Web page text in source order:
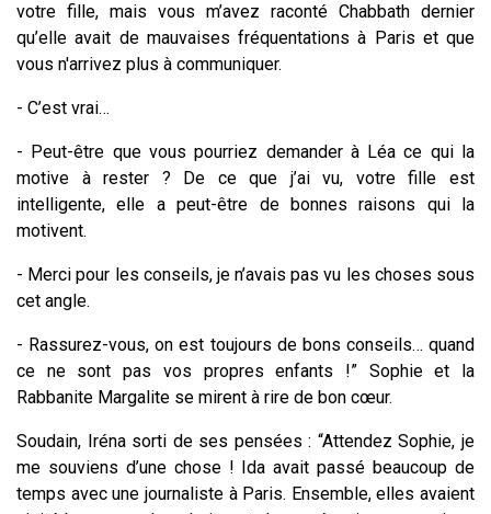
votre fille, mais vous m’avez raconté Chabbath dernier
qu’elle avait de mauvaises fréquentations à Paris et que
vous n'arrivez plus à communiquer.
- C’est vrai…
- Peut-être que vous pourriez demander à Léa ce qui la
motive à rester ? De ce que j’ai vu, votre fille est
intelligente, elle a peut-être de bonnes raisons qui la
motivent.
- Merci pour les conseils, je n’avais pas vu les choses sous
cet angle.
- Rassurez-vous, on est toujours de bons conseils… quand
ce ne sont pas vos propres enfants !” Sophie et la
Rabbanite Margalite se mirent à rire de bon cœur.
Soudain, Iréna sorti de ses pensées : “Attendez Sophie, je
me souviens d’une chose ! Ida avait passé beaucoup de
temps avec une journaliste à Paris. Ensemble, elles avaient